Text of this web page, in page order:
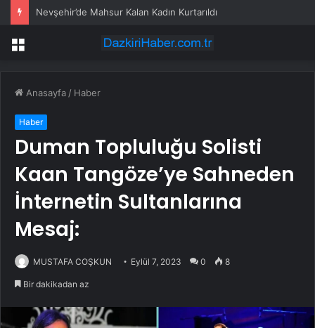
Nevşehir’de Mahsur Kalan Kadın Kurtarıldı
Menü
Anasayfa / Haber
Haber
Duman Topluluğu Solisti
Kaan Tangöze’ye Sahneden
İnternetin Sultanlarına
Mesaj:
MUSTAFA COŞKUN Eylül 7, 2023 0 8
Bir dakikadan az